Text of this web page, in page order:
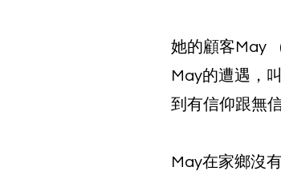
她的顧客May
May的遭遇，
到有信仰跟無
May在家鄉沒